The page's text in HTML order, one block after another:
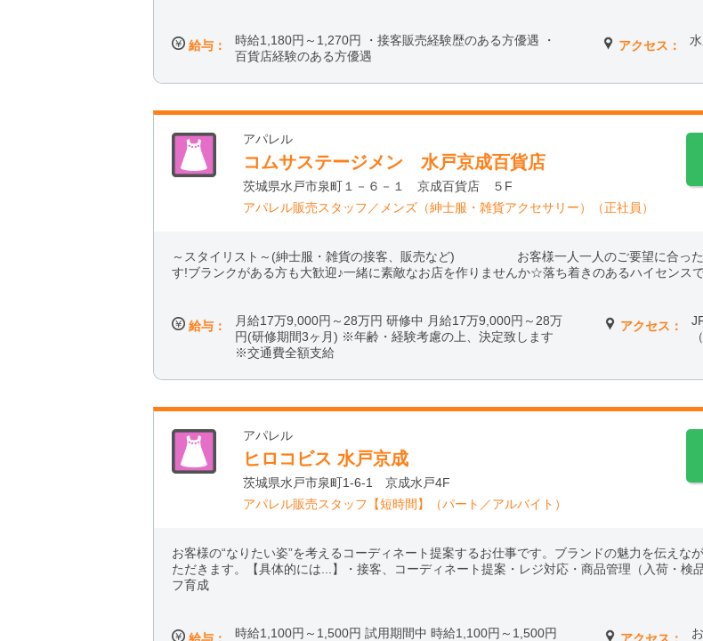
給与：
時給1,180円～1,270円 ・接客販売経験歴のある方優遇 ・
百貨店経験のある方優遇
アクセス：
アパレル
コムサステージメン 水戸京成百貨店
茨城県水戸市泉町１－６－１ 京成百貨店 ５F
アパレル販売スタッフ／メンズ（紳士服・雑貨アクセサリー）（正社員）
～スタイリスト～(紳士服・雑貨の接客、販売など) お客様一人一人のご要望に合った
す!ブランクがある方も大歓迎♪一緒に素敵なお店を作りませんか☆落ち着きのあるハイセンス
給与：
月給17万9,000円～28万円 研修中 月給17万9,000円～28万
円(研修期間3ヶ月) ※年齢・経験考慮の上、決定致します
※交通費全額支給
アクセス：
アパレル
ヒロコビス 水戸京成
茨城県水戸市泉町1-6-1 京成水戸4F
アパレル販売スタッフ【短時間】（パート／アルバイト）
お客様の“なりたい姿”を考えるコーディネート提案するお仕事です。ブランドの魅力を伝え
ただきます。【具体的には...】・接客、コーディネート提案・レジ対応・商品管理（入荷・検
フ育成
時給1,100円～1,500円 試用期間中 時給1,100円～1,500円